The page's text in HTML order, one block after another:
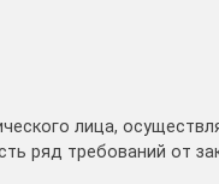
лица,
ряд требований от